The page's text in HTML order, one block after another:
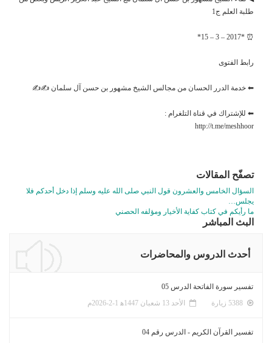
طلبة العلم ج1
⏰ *2017 – 3 – 15*
رابط الفتوى
⬅ خدمة الدرر الحسان من مجالس الشيخ مشهور بن حسن آل سلمان ✍✍
⬅ للإشتراك في قناة التلغرام :
http://t.me/meshhoor
تصفّح المقالات
السؤال الخامس والعشرون قول النبي صلى الله عليه وسلم إذا دخل أحدكم فلا
يجلس…
ما رأيكم في كتاب كفاية الأخيار ومؤلفه الحصني
البث المباشر
أحدث الدروس والمحاضرات
تفسير سورة الفاتحة الدرس 05
الأحد 13 شعبان 1447ﻫ 1-2-2026م
تفسير القرآن الكريم - الدرس رقم 04